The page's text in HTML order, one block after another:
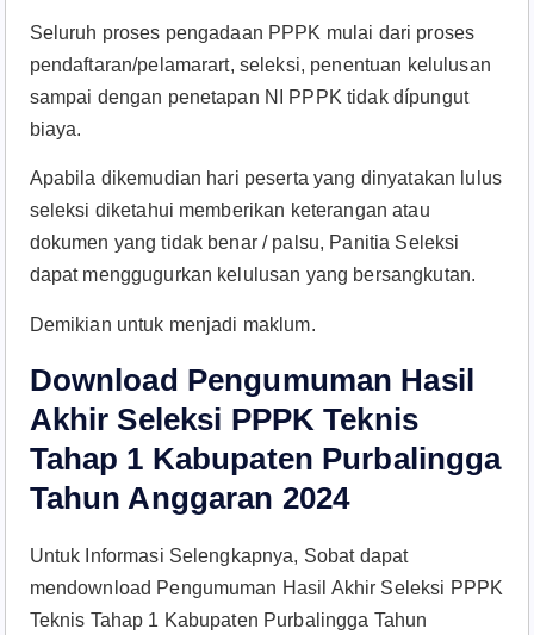
Seluruh proses pengadaan PPPK mulai dari proses
pendaftaran/pelamarart, seleksi, penentuan kelulusan
sampai dengan penetapan NI PPPK tidak dípungut
biaya.
Apabila dikemudian hari peserta yang dinyatakan lulus
seleksi diketahui memberikan keterangan atau
dokumen yang tidak benar / palsu, Panitia Seleksi
dapat menggugurkan kelulusan yang bersangkutan.
Demikian untuk menjadi maklum.
Download Pengumuman Hasil
Akhir Seleksi PPPK Teknis
Tahap 1 Kabupaten Purbalingga
Tahun Anggaran 2024
Untuk Informasi Selengkapnya, Sobat dapat
mendownload Pengumuman Hasil Akhir Seleksi PPPK
Teknis Tahap 1 Kabupaten Purbalingga Tahun